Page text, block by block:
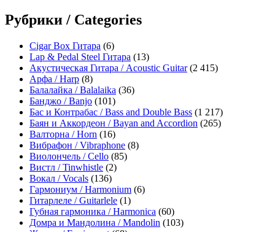
Рубрики / Categories
Cigar Box Гитара (6)
Lap & Pedal Steel Гитара (13)
Акустическая Гитара / Acoustic Guitar(2 415)
Арфа / Harp (8)
Балалайка / Balalaika (36)
Банджо / Banjo (101)
Бас и Контрабас / Bass and Double Bass (1 217)
Баян и Аккордеон / Bayan and Accordion (265)
Валторна / Horn (16)
Вибрафон / Vibraphone (8)
Виолончель / Cello (85)
Вистл / Tinwhistle (2)
Вокал / Vocals (136)
Гармониум / Harmonium (6)
Гитарлеле / Guitarlele (1)
Губная гармоника / Harmonica (60)
Домра и Мандолина / Mandolin (103)